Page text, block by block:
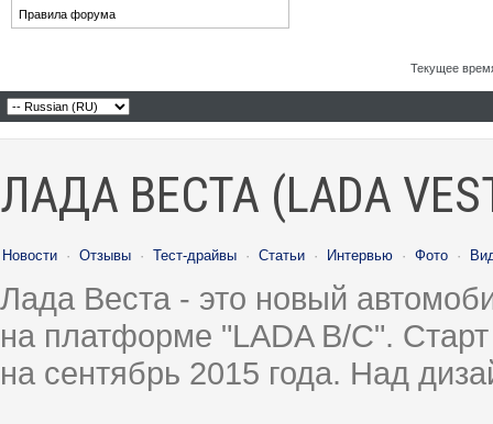
Правила форума
Текущее
ЛАДА ВЕСТА (LADA
Новости · Отзывы · Тест-драйвы · Статьи · Интервью · Фото ·
Лада Веста - это новый
на платформе "LADA B/C".
на сентябрь 2015 года. Над